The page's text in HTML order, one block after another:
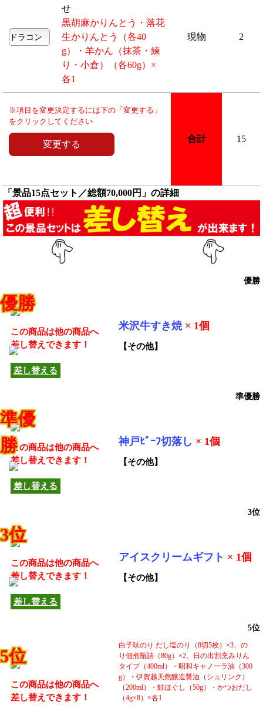
せ
黒胡麻かりんとう・落花
生かりんとう（各40
g）・羊かん（抹茶・練
り・小倉）（各60g）×
各1
現物 2
※項目を変更決定するには下の「変更する」
をクリックしてください
合計 15
「景品15点セット／総額70,000円」の詳細
優勝
この商品は他の商品へ
差し替えできます！
差し替える
優勝
米沢牛すき焼 × 1個
【その他】
準優勝
この商品は他の商品へ
差し替えできます！
差し替える
準優
勝
神戸ﾋﾞｰﾌ切落し × 1個
【その他】
3位
この商品は他の商品へ
差し替えできます！
差し替える
3位
アイスクリームギフト × 1個
【その他】
5位
この商品は他の商品へ
差し替えできます！
5位
白子味のり だし塩のり（8切5枚）×3、の
り佃煮瓶詰（80g）×2、日の出割烹みりん
タイプ（400ml）・昭和キャノーラ油（300
g）・伊賀越天然醸造醤油（シュリンク）
（200ml）・鮭ほぐし（50g）・かつおだし
（4g×8）×各1